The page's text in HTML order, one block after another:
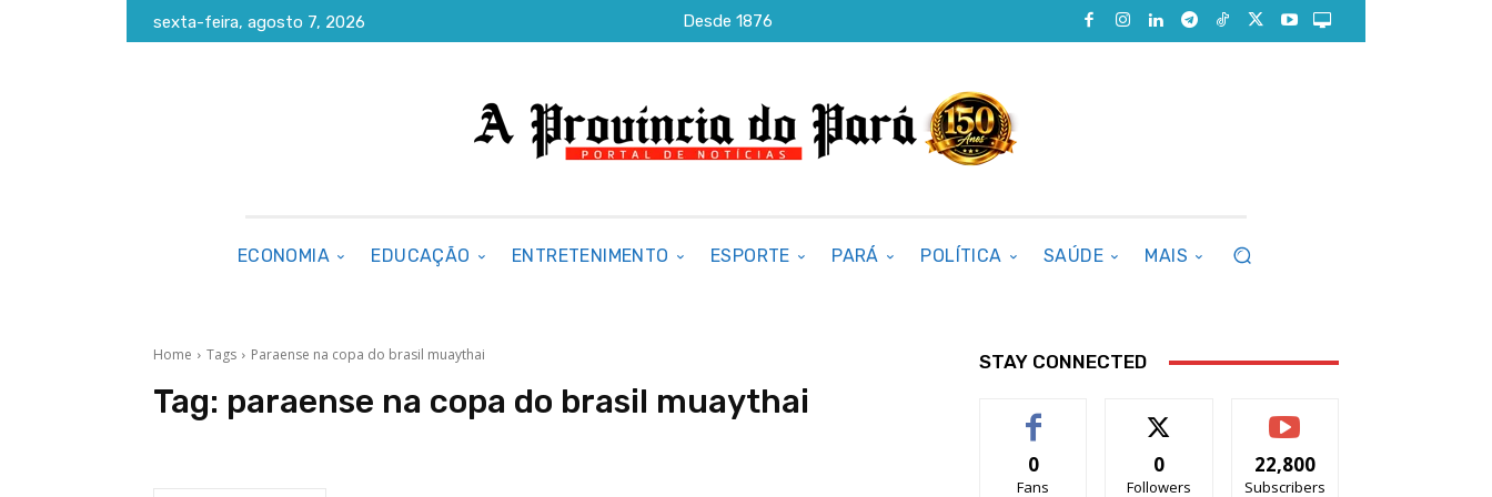
sexta-feira, agosto 7, 2026 Desde 1876
ECONOMIA EDUCAÇÃO ENTRETENIMENTO ESPORTE PARÁ POLÍTICA SAÚDE MAIS
Home Tags Paraense na copa do brasil muaythai
Tag: paraense na copa do brasil muaythai
STAY CONNECTED
0
Fans
0
Followers
22,800
Subscribers